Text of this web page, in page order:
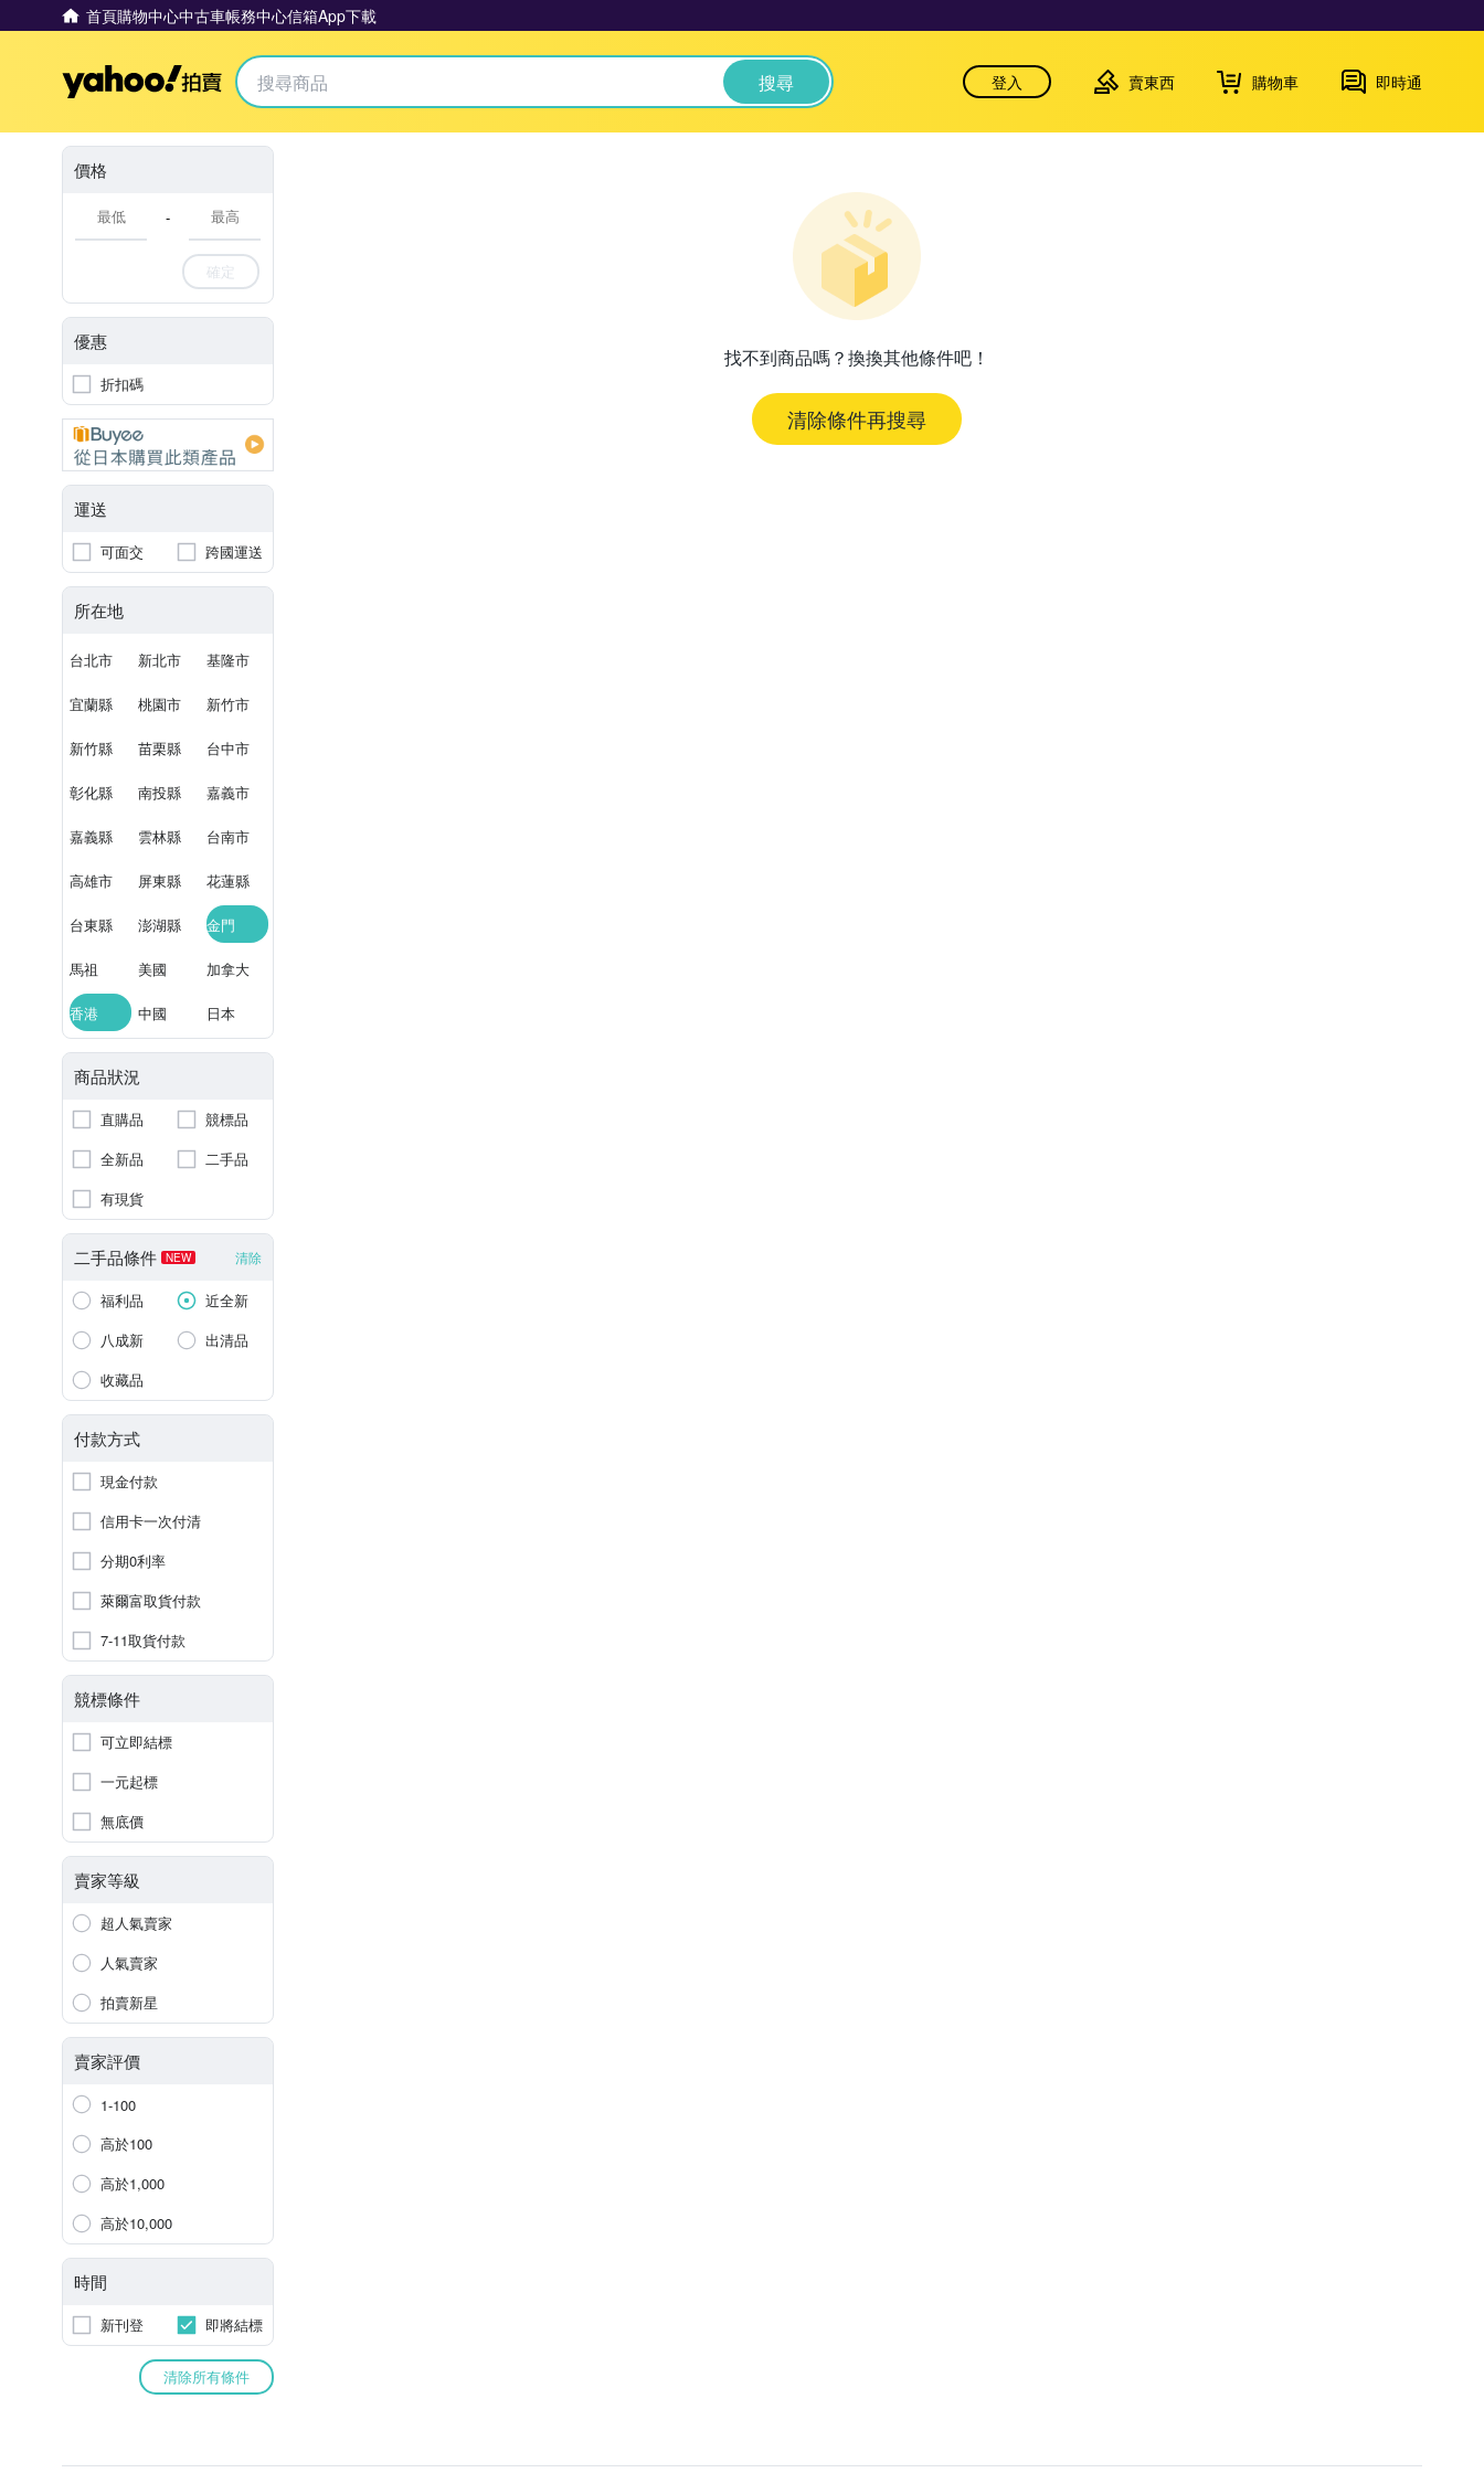
首頁購物中心中古車帳務中心信箱App下載
Yahoo拍賣 搜尋 登入 賣東西 購物車 即時通
價格
-
確定
優惠
折扣碼
運送
可面交 跨國運送
所在地
台北市 新北市 基隆市
宜蘭縣 桃園市 新竹市
新竹縣 苗栗縣 台中市
彰化縣 南投縣 嘉義市
嘉義縣 雲林縣 台南市
高雄市 屏東縣 花蓮縣
台東縣 澎湖縣 金門
馬祖 美國 加拿大
香港 中國 日本
商品狀況
直購品
競標品
全新品
二手品
有現貨
二手品條件 NEW 清除
福利品
近全新
八成新
出清品
收藏品
付款方式
現金付款
信用卡一次付清
分期0利率
萊爾富取貨付款
7-11取貨付款
競標條件
可立即結標
一元起標
無底價
賣家等級
超人氣賣家
人氣賣家
拍賣新星
賣家評價
1-100
高於100
高於1,000
高於10,000
時間
新刊登 即將結標
清除所有條件
找不到商品嗎？換換其他條件吧！
清除條件再搜尋